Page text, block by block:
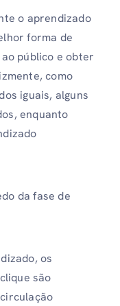
o aprendizado
forma de
público e obter
como
iguais, alguns
enquanto
da fase de
os
são